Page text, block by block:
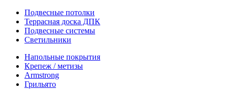
Подвесные потолки
Террасная доска ДПК
Подвесные системы
Светильники
Напольные покрытия
Крепеж / метизы
Armstrong
Грильято